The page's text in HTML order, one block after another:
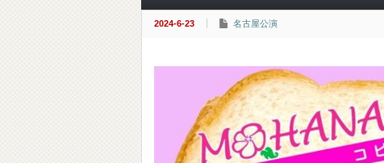
2024-6-23 名古屋公演